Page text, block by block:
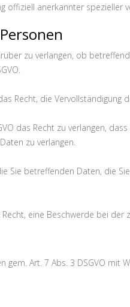
offiziell anerkannter spezieller
zu verlangen, ob
Recht, die
das Recht zu verlangen,
zu verlangen.
Sie betreffenden Daten, die
eine Beschwerde bei
gem. Art. 7 Abs. 3 DSGVO mit